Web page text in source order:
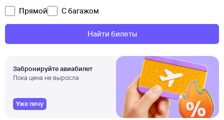
Прямой С багажом
Найти билеты
Забронируйте авиабилет
Пока цена не выросла
Уже лечу